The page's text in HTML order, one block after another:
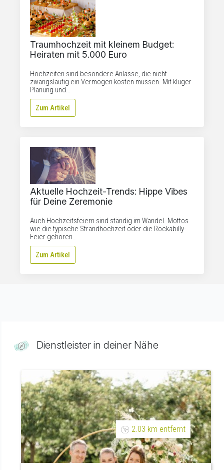
Traumhochzeit mit kleinem Budget:
Heiraten mit 5.000 Euro
Hochzeiten sind besondere Anlässe, die nicht
zwangsläufig ein Vermögen kosten müssen. Mit kluger
Planung und…
Zum Artikel
Aktuelle Hochzeit-Trends: Hippe Vibes
für Deine Zeremonie
Auch Hochzeitsfeiern sind ständig im Wandel. Mottos
wie die typische Strandhochzeit oder die Rockabilly-
Feier gehören…
Zum Artikel
Dienstleister in deiner Nähe
2.03 km entfernt